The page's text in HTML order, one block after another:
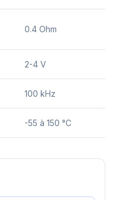
0.4 Ohm
2-4 V
100 kHz
-55 à 150 °C